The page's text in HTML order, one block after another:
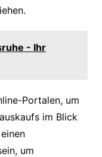
- Ihr
Portalen, um
im Blick
um